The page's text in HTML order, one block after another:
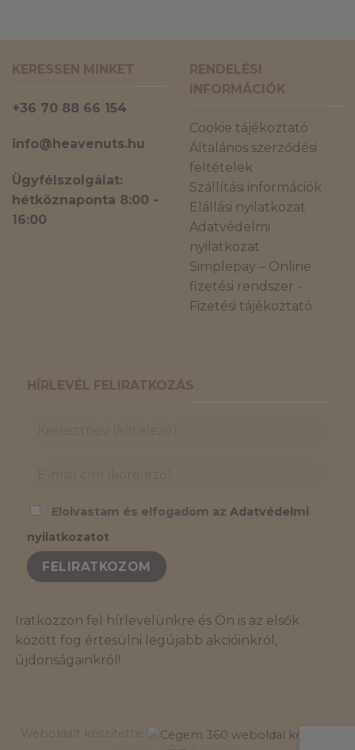
KERESSEN MINKET
+36 70 88 66 154
info@heavenuts.hu
Ügyfélszolgálat:
hétköznaponta 8:00 -
16:00
RENDELÉSI
INFORMÁCIÓK
Cookie tájékoztató
Általános szerződési
feltételek
Szállítási információk
Elállási nyilatkozat
Adatvédelmi
nyilatkozat
Simplepay – Online
fizetési rendszer -
Fizetési tájékoztató
HÍRLEVÉL FELIRATKOZÁS
Elolvastam és elfogadom az Adatvédelmi
nyilatkozatot
Iratkozzon fel hírlevelünkre és Ön is az elsők
között fog értesülni legújabb akcióinkról,
újdonságainkról!